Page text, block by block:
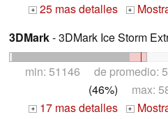
+ 25 mas detalles +
3DMark- 3DMark Ice Storm
min: 51146 de promedio:
(46%) max:
+ 17 mas detalles +